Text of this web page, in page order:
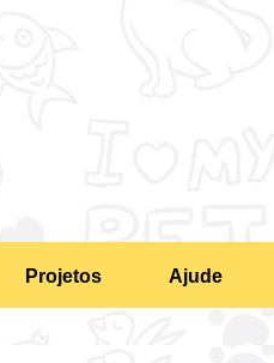
Projetos Ajude